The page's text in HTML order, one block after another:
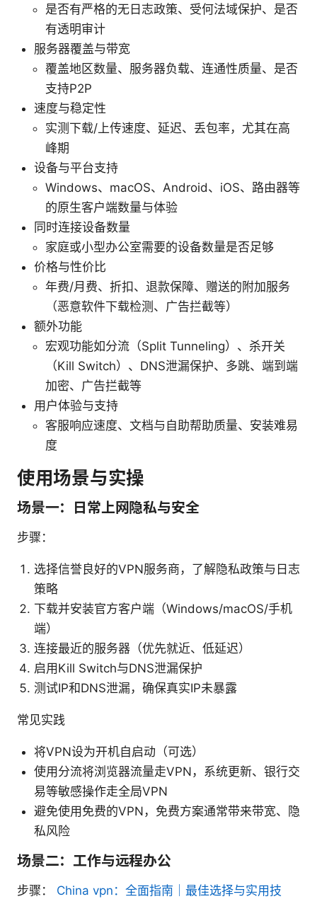
是否有严格的无日志政策、受何法域保护、是否
有透明审计
服务器覆盖与带宽
覆盖地区数量、服务器负载、连通性质量、是否
支持P2P
速度与稳定性
实测下载/上传速度、延迟、丢包率，尤其在高
峰期
设备与平台支持
Windows、macOS、Android、iOS、路由器等
的原生客户端数量与体验
同时连接设备数量
家庭或小型办公室需要的设备数量是否足够
价格与性价比
年费/月费、折扣、退款保障、赠送的附加服务
（恶意软件下载检测、广告拦截等）
额外功能
宏观功能如分流（Split Tunneling）、杀开关
（Kill Switch）、DNS泄漏保护、多跳、端到端
加密、广告拦截等
用户体验与支持
客服响应速度、文档与自助帮助质量、安装难易
度
使用场景与实操
场景一：日常上网隐私与安全
步骤：
选择信誉良好的VPN服务商，了解隐私政策与日志
策略
下载并安装官方客户端（Windows/macOS/手机
端）
连接最近的服务器（优先就近、低延迟）
启用Kill Switch与DNS泄漏保护
测试IP和DNS泄漏，确保真实IP未暴露
常见实践
将VPN设为开机自启动（可选）
使用分流将浏览器流量走VPN，系统更新、银行交
易等敏感操作走全局VPN
避免使用免费的VPN，免费方案通常带来带宽、隐
私风险
场景二：工作与远程办公
步骤： China vpn：全面指南｜最佳选择与实用技